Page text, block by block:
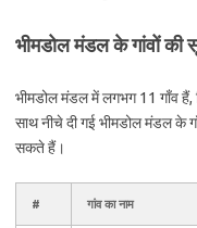
भीमडोल मंडल के गांवों
भीमडोल मंडल में लगभग 11 गाँव
साथ नीचे दी गई भीमडोल मंडल
सकते हैं।
# गांव का नाम